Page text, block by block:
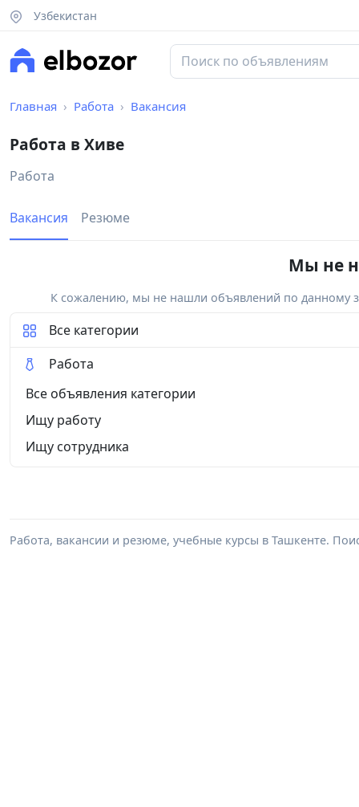
Узбекистан
Главная Работа Вакансия
Работа в Хиве
Работа
Вакансия Резюме
Мы не
К сожалению, мы не нашли объявлений по данному
Все категории
Работа
Все объявления категории
Ищу работу
Ищу сотрудника
Работа, вакансии и резюме, учебные курсы в Ташкенте.